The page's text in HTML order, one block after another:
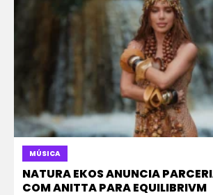
MÚSICA
NATURA EKOS ANUNCIA
COM ANITTA PARA EQUILIBRIVM